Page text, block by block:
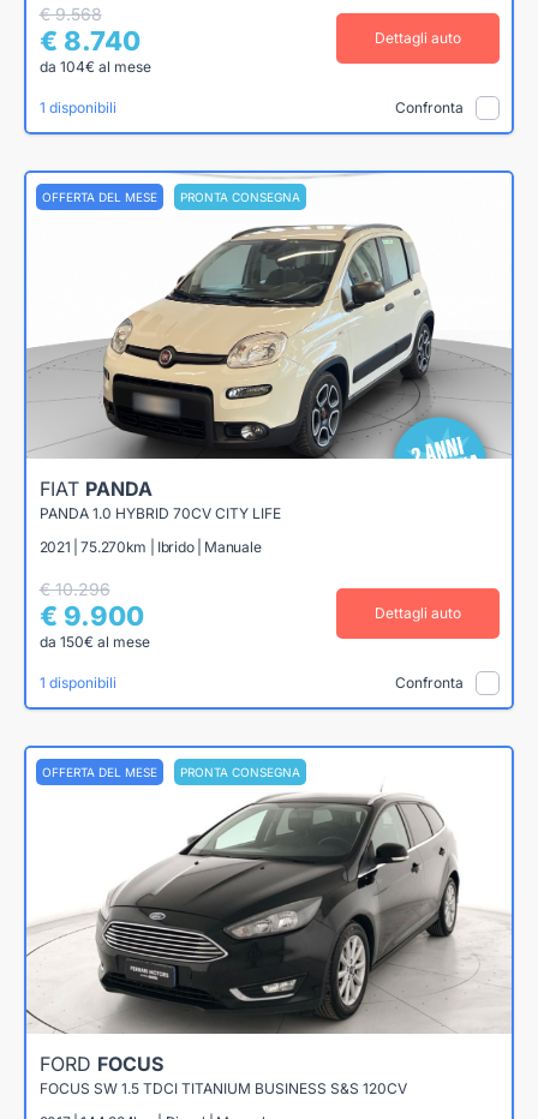
€ 9.568
€ 8.740
da 104€ al mese
Dettagli auto
1 disponibili Confronta
OFFERTA DEL MESE PRONTA CONSEGNA
FIAT PANDA
PANDA 1.0 HYBRID 70CV CITY LIFE
2021 | 75.270km | Ibrido | Manuale
€ 10.296
€ 9.900
da 150€ al mese
Dettagli auto
1 disponibili Confronta
OFFERTA DEL MESE PRONTA CONSEGNA
FORD FOCUS
FOCUS SW 1.5 TDCI TITANIUM BUSINESS S&S 120CV